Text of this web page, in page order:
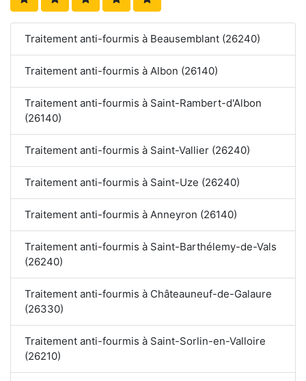
Traitement anti-fourmis à Beausemblant (26240)
Traitement anti-fourmis à Albon (26140)
Traitement anti-fourmis à Saint-Rambert-d'Albon
(26140)
Traitement anti-fourmis à Saint-Vallier (26240)
Traitement anti-fourmis à Saint-Uze (26240)
Traitement anti-fourmis à Anneyron (26140)
Traitement anti-fourmis à Saint-Barthélemy-de-Vals
(26240)
Traitement anti-fourmis à Châteauneuf-de-Galaure
(26330)
Traitement anti-fourmis à Saint-Sorlin-en-Valloire
(26210)